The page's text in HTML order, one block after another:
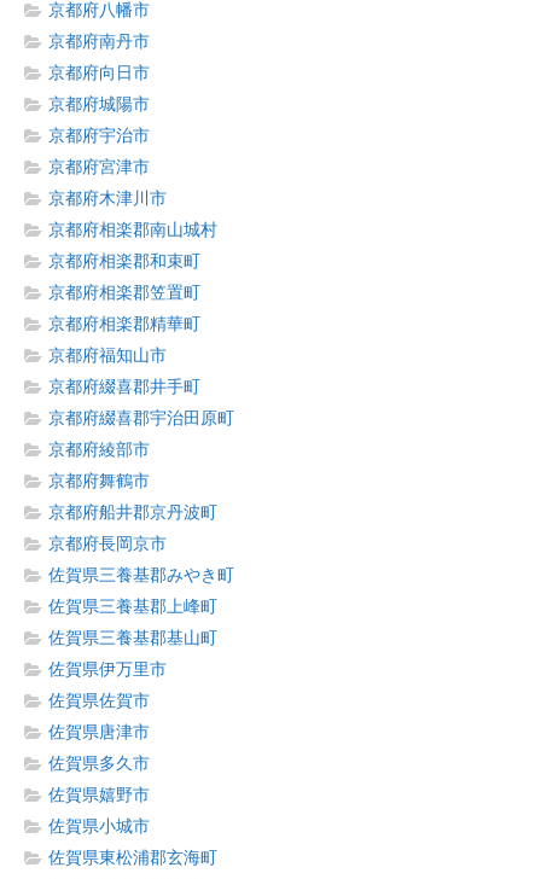
京都府八幡市
京都府南丹市
京都府向日市
京都府城陽市
京都府宇治市
京都府宮津市
京都府木津川市
京都府相楽郡南山城村
京都府相楽郡和束町
京都府相楽郡笠置町
京都府相楽郡精華町
京都府福知山市
京都府綴喜郡井手町
京都府綴喜郡宇治田原町
京都府綾部市
京都府舞鶴市
京都府船井郡京丹波町
京都府長岡京市
佐賀県三養基郡みやき町
佐賀県三養基郡上峰町
佐賀県三養基郡基山町
佐賀県伊万里市
佐賀県佐賀市
佐賀県唐津市
佐賀県多久市
佐賀県嬉野市
佐賀県小城市
佐賀県東松浦郡玄海町